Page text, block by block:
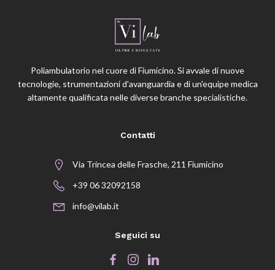
Poliambulatorio nel cuore di Fiumicino. Si avvale di nuove
tecnologie, strumentazioni d'avanguardia e di un'equipe medica
altamente qualificata nelle diverse branche specialistiche.
Contatti
Via Trincea delle Frasche, 211 Fiumicino
+39 06 32092158
info@vilab.it
Seguici su